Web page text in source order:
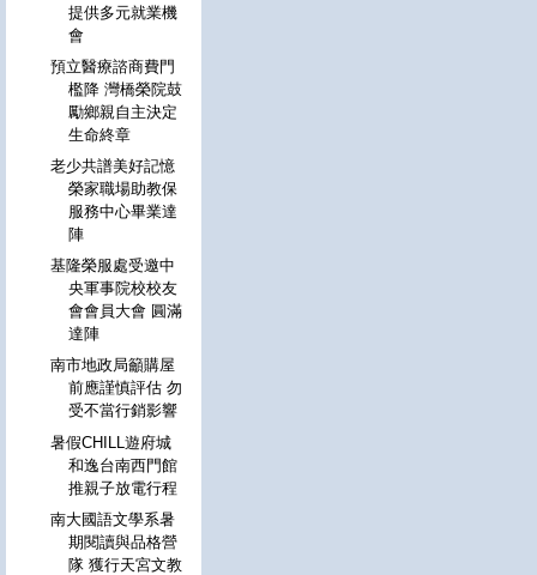
提供多元就業機
會
預立醫療諮商費門
檻降 灣橋榮院鼓
勵鄉親自主決定
生命終章
老少共譜美好記憶
榮家職場助教保
服務中心畢業達
陣
基隆榮服處受邀中
央軍事院校校友
會會員大會 圓滿
達陣
南市地政局籲購屋
前應謹慎評估 勿
受不當行銷影響
暑假CHILL遊府城
和逸台南西門館
推親子放電行程
南大國語文學系暑
期閱讀與品格營
隊 獲行天宮文教